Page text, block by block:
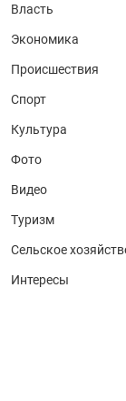
Власть
Экономика
Происшествия
Спорт
Культура
Фото
Видео
Туризм
Сельское
Интересы